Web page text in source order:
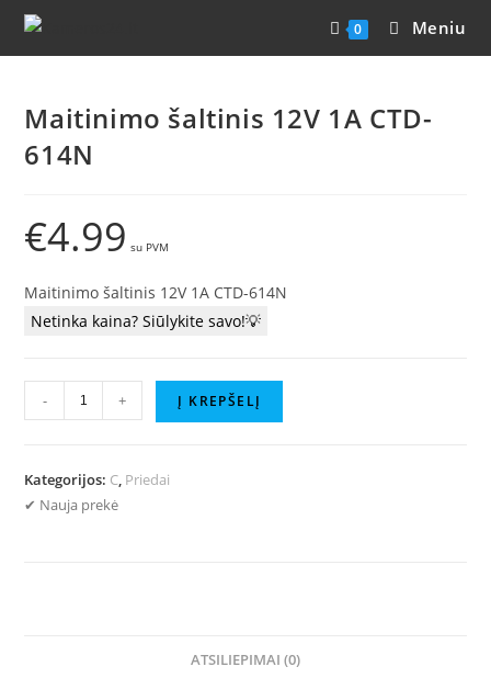
0 Meniu
Maitinimo šaltinis 12V 1A CTD-
614N
€4.99
Maitinimo šaltinis 12V 1A CTD-614N
Netinka kaina? Siūlykite savo!💡
- + Į KREPŠELĮ
Kategorijos: C, Priedai
✔ Nauja prekė
ATSILIEPIMAI (0)